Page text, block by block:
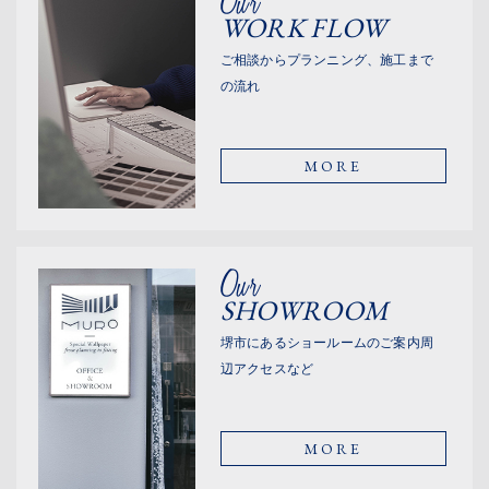
WORK FLOW
ご相談からプランニング、施工まで
の流れ
MORE
SHOWROOM
堺市にあるショールームのご案内周
辺アクセスなど
MORE